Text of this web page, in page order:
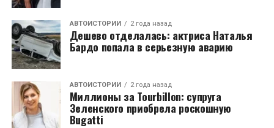
АВТОИСТОРИИ 2 года назад
Дешево отделалась: актриса Наталья
Бардо попала в серьезную аварию
АВТОИСТОРИИ 2 года назад
Миллионы за Tourbillon: cупруга
Зеленского приобрела роскошную
Bugatti